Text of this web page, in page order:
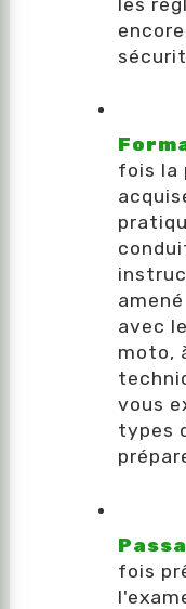
fois la
avec
moto,
vous
types
fois